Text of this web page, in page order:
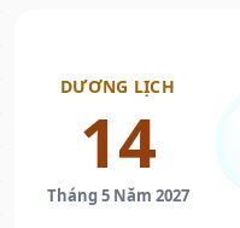
DƯƠNG LỊCH
14
Tháng 5 Năm 2027